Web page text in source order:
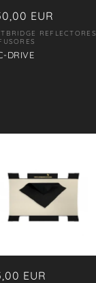
EUR
REFLECTORES
DRIVE
EUR